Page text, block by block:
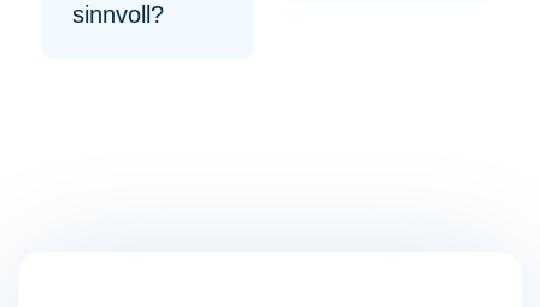
sinnvoll?